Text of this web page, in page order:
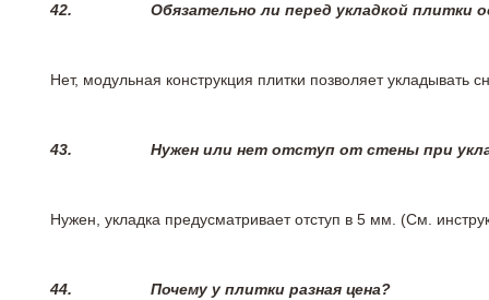
42. Обязательно ли перед укладкой плитки
Нет, модульная конструкция плитки позволяет
43. Нужен или нет отступ от стены при
Нужен, укладка предусматривает отступ в 5 мм. (См.
44. Почему у плитки разная цена?